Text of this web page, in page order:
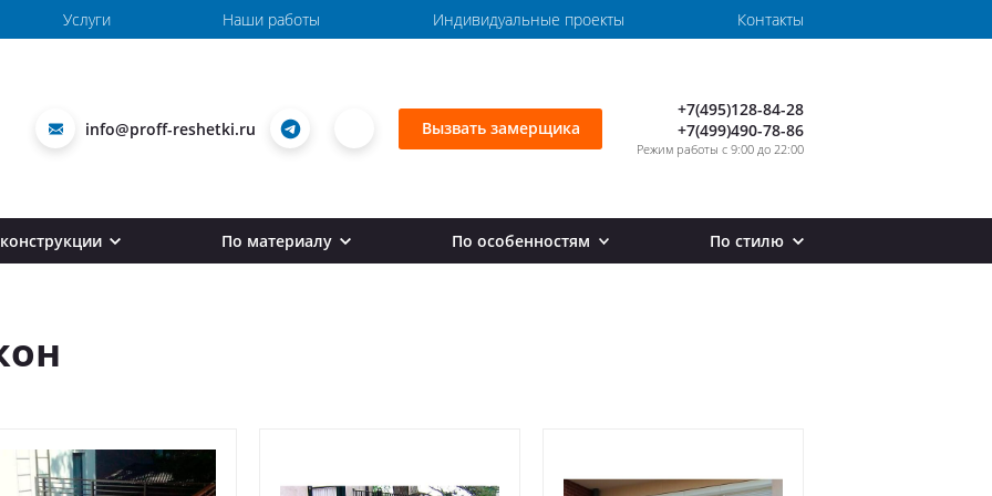
Услуги Наши работы Индивидуальные проекты Контакты
info@proff-reshetki.ru Вызвать замерщика
+7(495)128-84-28
+7(499)490-78-86
Режим работы с 9:00 до 22:00
перила
перила
Перила для входной группы
Сварные перила
По материалу По особенностям
Плоские перила
По стилю